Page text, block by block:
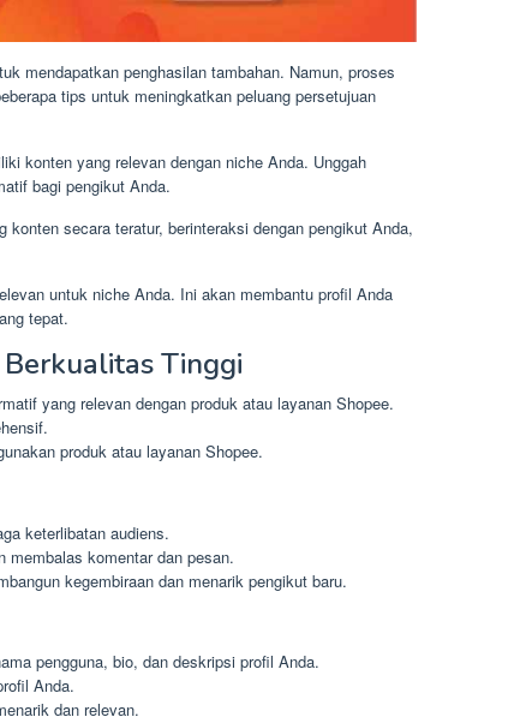
mendapatkan penghasilan tambahan. Namun, proses
tips untuk meningkatkan peluang persetujuan
konten yang relevan dengan niche Anda. Unggah
bagi pengikut Anda.
secara teratur, berinteraksi dengan pengikut Anda,
untuk niche Anda. Ini akan membantu profil Anda
tepat.
Tinggi
yang relevan dengan produk atau layanan Shopee.
produk atau layanan Shopee.
keterlibatan audiens.
membalas komentar dan pesan.
kegembiraan dan menarik pengikut baru.
pengguna, bio, dan deskripsi profil Anda.
Anda.
dan relevan.